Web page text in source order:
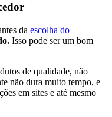
da escolha do
Isso pode ser um bom
de qualidade, não
não dura muito tempo, e
em sites e até mesmo